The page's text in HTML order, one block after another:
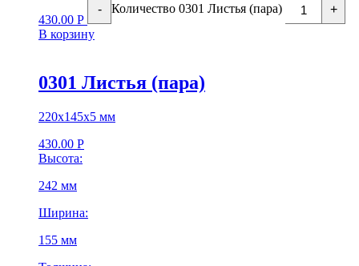
430.00 Р
- Количество 0301 Листья (пара)
+
В корзину
0301 Листья (пара)
220х145х5 мм
430.00 Р
Высота:
242 мм
Ширина:
155 мм